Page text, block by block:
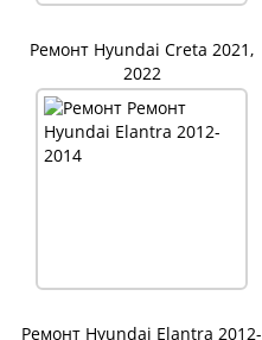
Ремонт Hyundai Creta 2021,
2022
Ремонт Hyundai Elantra 2012-